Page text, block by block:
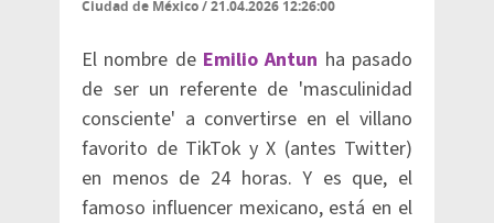
Ciudad de México/21.04.2026 12:26:00
El nombre deEmilio Antun ha pasado
de ser un referente de 'masculinidad
consciente' a convertirse en el villano
favorito de TikTok y X (antes Twitter)
en menos de 24 horas. Y es que, el
famoso influencer mexicano, está en el